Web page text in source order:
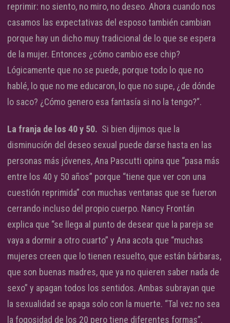
reprimir: no siento, no miro, no deseo. Ahora cuando nos
casamos las expectativas del esposo también cambian
porque hay un dicho muy tradicional de lo que se espera
de la mujer. Entonces ¿cómo cambio ese chip?
Lógicamente que no se puede, porque todo lo que no
hablé, lo que no me educaron, lo que no supe, ¿de dónde
lo saco? ¿Cómo genero esa fantasía si no la tengo?”.
La franja de los 40 y 50. Si bien dijimos que la
disminución del deseo sexual puede darse hasta en las
personas más jóvenes, Ana Pascutti opina que “pasa más
entre los 40 y 50 años” porque “tiene que ver con una
cuestión reprimida” con muchas ventanas que se fueron
cerrando incluso del propio cuerpo. Nancy Frontán
explica que “se llega al punto de desear que la pareja se
vaya a dormir a otro cuarto” y Ana acota que “muchas
mujeres creen que lo tienen resuelto, que están bárbaras,
que son buenas madres, que ya no quieren saber nada de
sexo” y apagan todos los sentidos. Ambas subrayan que
la sexualidad se apaga solo con la muerte. “Tal vez no sea
la fogosidad de los 20 pero tiene diferentes formas”.